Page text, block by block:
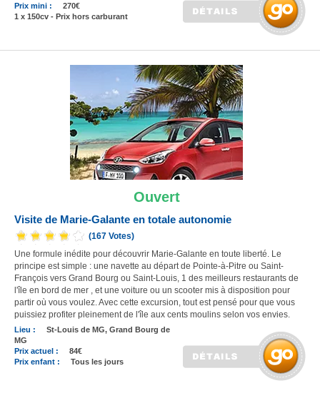
Prix mini :
270€
1 x 150cv - Prix hors carburant
Ouvert
Visite de Marie-Galante en totale autonomie
(167 Votes)
Une formule inédite pour découvrir Marie-Galante en toute liberté. Le
principe est simple : une navette au départ de Pointe-à-Pitre ou Saint-
François vers Grand Bourg ou Saint-Louis, 1 des meilleurs restaurants de
l'île en bord de mer , et une voiture ou un scooter mis à disposition pour
partir où vous voulez. Avec cette excursion, tout est pensé pour que vous
puissiez profiter pleinement de l'île aux cents moulins selon vos envies.
Lieu :
St-Louis de MG, Grand Bourg de
MG
Prix actuel :
84€
Prix enfant :
Tous les jours